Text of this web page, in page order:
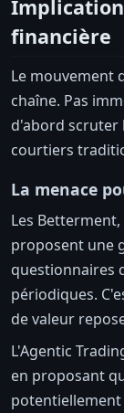
financière
Le mouvement
chaîne. Pas
d'abord scruter
courtiers
La menace
Les
proposent une
questionnaires
périodiques.
de valeur
L'Agentic
en proposant